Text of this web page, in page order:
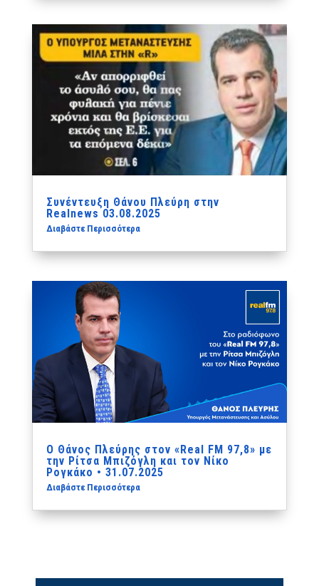
Συνέντευξη Θάνου Πλεύρη στην
Realnews 03.08.2025
Διαβάστε Περισσότερα
Ο Θάνος Πλεύρης στον «Real FM 97,8» με
την Ρίτσα Μπιζόγλη και τον Νίκο
Ρογκάκο • 31.07.2025
Διαβάστε Περισσότερα